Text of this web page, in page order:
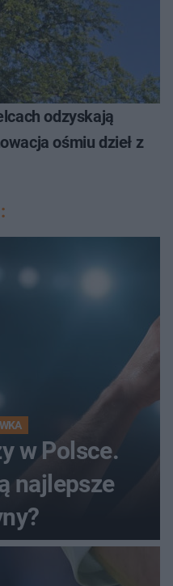
odzyskają
ośmiu dzieł z
w Polsce.
najlepsze